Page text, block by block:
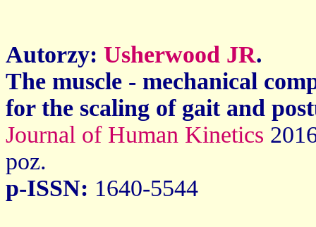
Autorzy: Usherwood JR.
The muscle - mechanical
for the scaling of gait and
Journal of Human Kinetics
poz.
p-ISSN: 1640-5544